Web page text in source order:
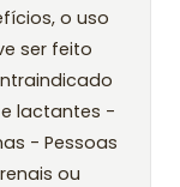
o uso
ser feito
lactantes -
- Pessoas
ou